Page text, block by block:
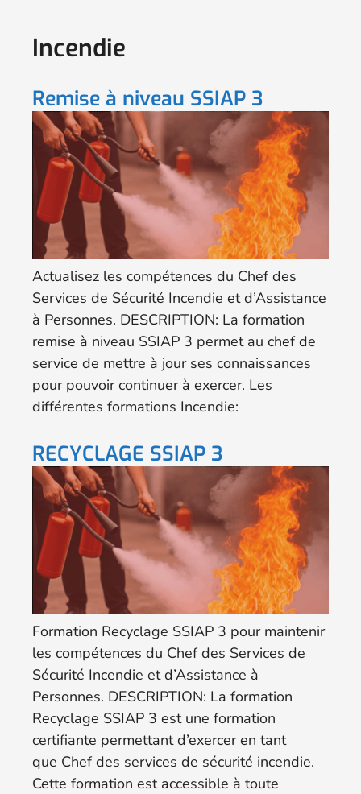
Incendie
Remise à niveau SSIAP 3
Actualisez les compétences du Chef des
Services de Sécurité Incendie et d’Assistance
à Personnes. DESCRIPTION: La formation
remise à niveau SSIAP 3 permet au chef de
service de mettre à jour ses connaissances
pour pouvoir continuer à exercer. Les
différentes formations Incendie:
RECYCLAGE SSIAP 3
Formation Recyclage SSIAP 3 pour maintenir
les compétences du Chef des Services de
Sécurité Incendie et d’Assistance à
Personnes. DESCRIPTION: La formation
Recyclage SSIAP 3 est une formation
certifiante permettant d’exercer en tant
que Chef des services de sécurité incendie.
Cette formation est accessible à toute